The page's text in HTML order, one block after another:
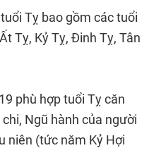
Tỵ bao gồm các tuổi
Tỵ, Kỷ Tỵ, Đinh Tỵ, Tân
phù hợp tuổi Tỵ căn
Ngũ hành của người
niên (tức năm Kỷ Hợi